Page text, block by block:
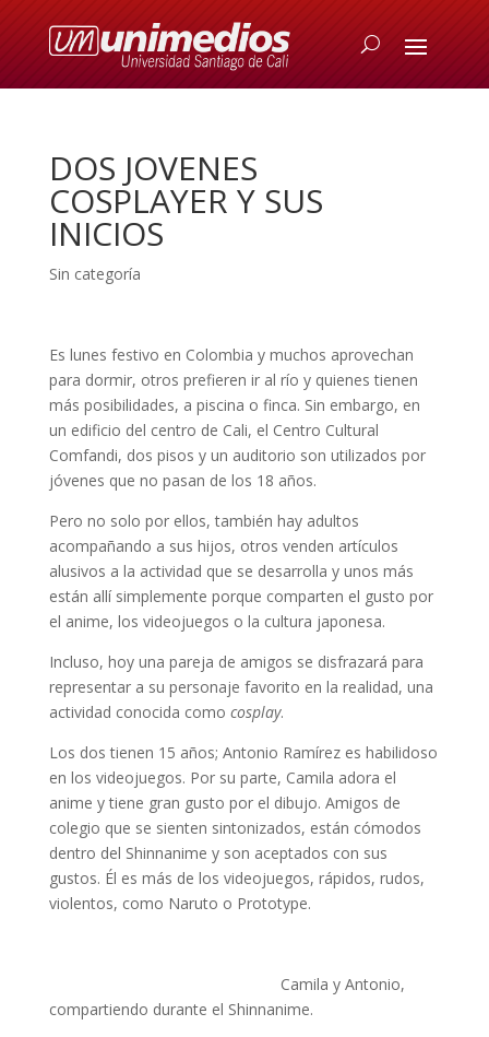
DOS JOVENES
COSPLAYER Y SUS
INICIOS
Sin categoría
Es lunes festivo en Colombia y muchos aprovechan
para dormir, otros prefieren ir al río y quienes tienen
más posibilidades, a piscina o finca. Sin embargo, en
un edificio del centro de Cali, el Centro Cultural
Comfandi, dos pisos y un auditorio son utilizados por
jóvenes que no pasan de los 18 años.
Pero no solo por ellos, también hay adultos
acompañando a sus hijos, otros venden artículos
alusivos a la actividad que se desarrolla y unos más
están allí simplemente porque comparten el gusto por
el anime, los videojuegos o la cultura japonesa.
Incluso, hoy una pareja de amigos se disfrazará para
representar a su personaje favorito en la realidad, una
actividad conocida como cosplay.
Los dos tienen 15 años; Antonio Ramírez es habilidoso
en los videojuegos. Por su parte, Camila adora el
anime y tiene gran gusto por el dibujo. Amigos de
colegio que se sienten sintonizados, están cómodos
dentro del Shinnanime y son aceptados con sus
gustos. Él es más de los videojuegos, rápidos, rudos,
violentos, como Naruto o Prototype.
Camila y Antonio,
compartiendo durante el Shinnanime.